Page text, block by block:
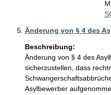
Änderung von § 4 des
Beschreibung:
Änderung von § 4 des
sicherzustellen, dass
Asylbewerber